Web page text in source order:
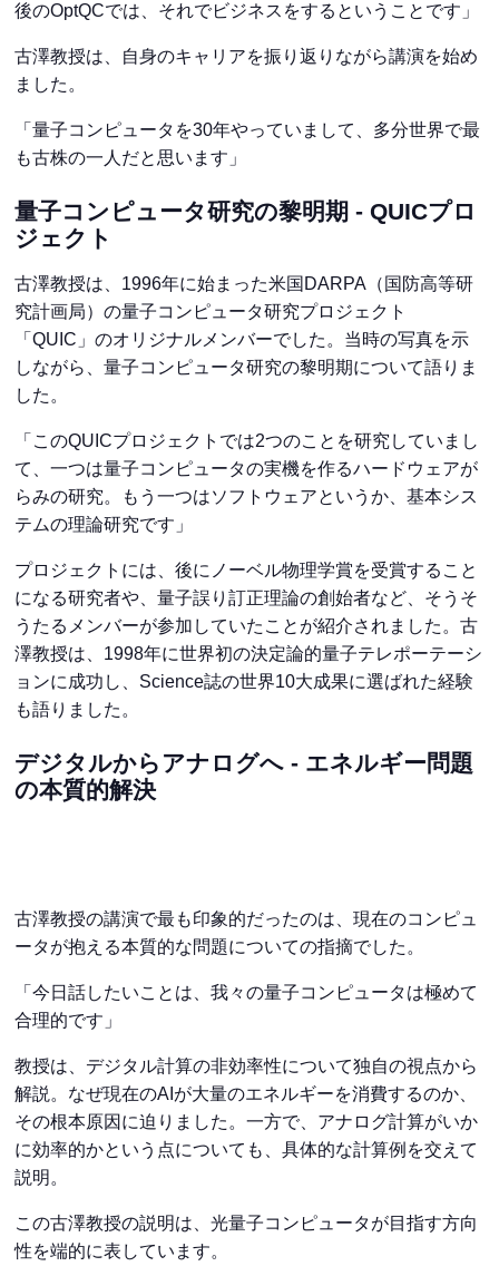
後のOptQCでは、それでビジネスをするということです」
古澤教授は、自身のキャリアを振り返りながら講演を始め
ました。
「量子コンピュータを30年やっていまして、多分世界で最
も古株の一人だと思います」
量子コンピュータ研究の黎明期 - QUICプロ
ジェクト
古澤教授は、1996年に始まった米国DARPA（国防高等研
究計画局）の量子コンピュータ研究プロジェクト
「QUIC」のオリジナルメンバーでした。当時の写真を示
しながら、量子コンピュータ研究の黎明期について語りま
した。
「このQUICプロジェクトでは2つのことを研究していまし
て、一つは量子コンピュータの実機を作るハードウェアが
らみの研究。もう一つはソフトウェアというか、基本シス
テムの理論研究です」
プロジェクトには、後にノーベル物理学賞を受賞すること
になる研究者や、量子誤り訂正理論の創始者など、そうそ
うたるメンバーが参加していたことが紹介されました。古
澤教授は、1998年に世界初の決定論的量子テレポーテーシ
ョンに成功し、Science誌の世界10大成果に選ばれた経験
も語りました。
デジタルからアナログへ - エネルギー問題
の本質的解決
古澤教授の講演で最も印象的だったのは、現在のコンピュ
ータが抱える本質的な問題についての指摘でした。
「今日話したいことは、我々の量子コンピュータは極めて
合理的です」
教授は、デジタル計算の非効率性について独自の視点から
解説。なぜ現在のAIが大量のエネルギーを消費するのか、
その根本原因に迫りました。一方で、アナログ計算がいか
に効率的かという点についても、具体的な計算例を交えて
説明。
この古澤教授の説明は、光量子コンピュータが目指す方向
性を端的に表しています。